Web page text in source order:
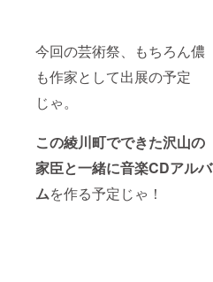
今回の芸術祭、もちろん儂
も作家として出展の予定
じゃ。
この綾川町でできた沢山の
家臣と一緒に音楽CDアルバ
ムを作る予定じゃ！